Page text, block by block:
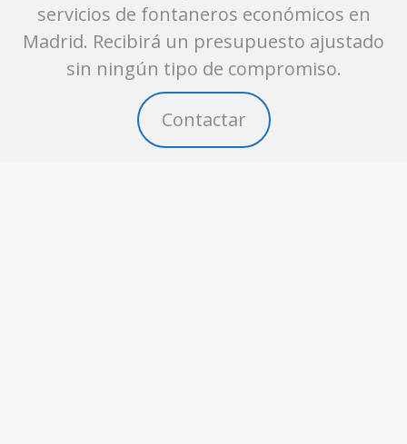
servicios de fontaneros económicos en
Madrid. Recibirá un presupuesto ajustado
sin ningún tipo de compromiso.
Contactar